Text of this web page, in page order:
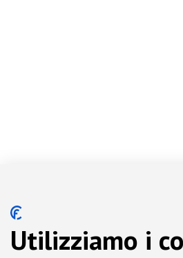
Utilizziamo i